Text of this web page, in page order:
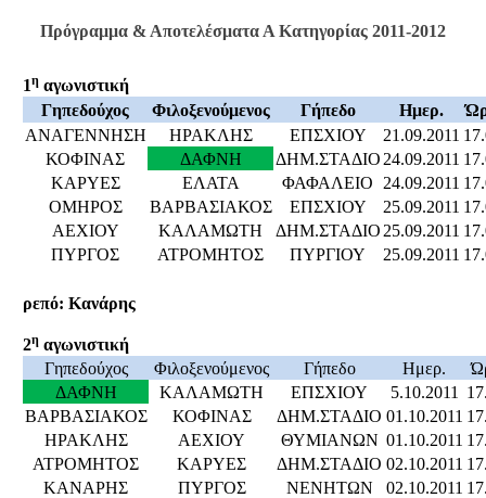
Πρόγραμμα & Αποτελέσματα Α Κατηγορίας 2011-2012
1η αγωνιστική
Γηπεδούχος
Φιλοξενούμενος Γήπεδο Ημερ.
ΑΝΑΓΕΝΝΗΣΗ
ΗΡΑΚΛΗΣ ΕΠΣΧΙΟΥ 21.09.2011
ΚΟΦΙΝΑΣ
ΔΑΦΝΗ ΔΗΜ.ΣΤΑΔΙΟ 24.09.2011
ΚΑΡΥΕΣ
ΕΛΑΤΑ ΦΑΦΑΛΕΙΟ 24.09.2011
ΟΜΗΡΟΣ
ΒΑΡΒΑΣΙΑΚΟΣ ΕΠΣΧΙΟΥ 25.09.2011
ΑΕΧΙΟΥ
ΚΑΛΑΜΩΤΗ ΔΗΜ.ΣΤΑΔΙΟ 25.09.2011
ΠΥΡΓΟΣ
ΑΤΡΟΜΗΤΟΣ ΠΥΡΓΙΟΥ 25.09.2011
ρεπό: Κανάρης
2η αγωνιστική
Γηπεδούχος
Φιλοξενούμενος Γήπεδο Ημερ.
ΔΑΦΝΗ
ΚΑΛΑΜΩΤΗ EΠΣΧΙΟΥ 5.10.2011
ΒΑΡΒΑΣΙΑΚΟΣ
ΚΟΦΙΝΑΣ ΔΗΜ.ΣΤΑΔΙΟ 01.10.2011
ΗΡΑΚΛΗΣ
ΑΕΧΙΟΥ ΘΥΜΙΑΝΩΝ 01.10.2011
ΑΤΡΟΜΗΤΟΣ
ΚΑΡΥΕΣ ΔΗΜ.ΣΤΑΔΙΟ 02.10.2011
ΚΑΝΑΡΗΣ
ΠΥΡΓΟΣ ΝΕΝΗΤΩΝ 02.10.2011